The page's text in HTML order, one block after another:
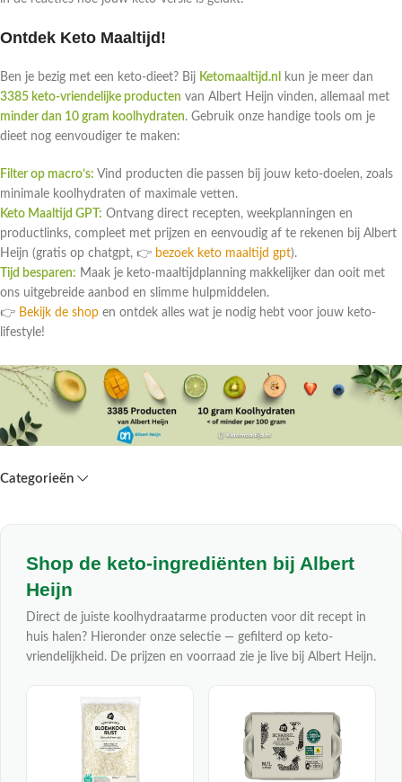
Ontdek Keto Maaltijd!
Ben je bezig met een keto-dieet? Bij Ketomaaltijd.nl
kun je meer dan
3385 keto-vriendelijke producten van Albert Heijn vinden, allemaal met
minder dan 10 gram koolhydraten. Gebruik onze handige tools om je
dieet nog eenvoudiger te maken:
Filter op macro’s: Vind producten die passen bij jouw keto-doelen, zoals
minimale koolhydraten of maximale vetten.
Keto Maaltijd GPT: Ontvang direct recepten, weekplanningen en
productlinks, compleet met prijzen en eenvoudig af te rekenen bij Albert
Heijn (gratis op chatgpt, 👉 bezoek keto maaltijd gpt).
Tijd besparen: Maak je keto-maaltijdplanning makkelijker dan ooit met
ons uitgebreide aanbod en slimme hulpmiddelen.
👉 Bekijk de shop en ontdek alles wat je nodig hebt voor jouw keto-
lifestyle!
Categorieën
Shop de keto-ingrediënten bij Albert
Heijn
Direct de juiste koolhydraatarme producten voor dit recept in
huis halen? Hieronder onze selectie — gefilterd op keto-
vriendelijkheid. De prijzen en voorraad zie je live bij Albert Heijn.